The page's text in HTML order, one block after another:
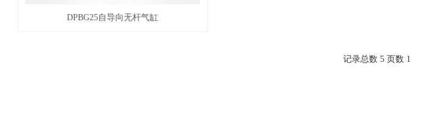
DPBG25自导向无杆气缸
记录总数 5 页数 1